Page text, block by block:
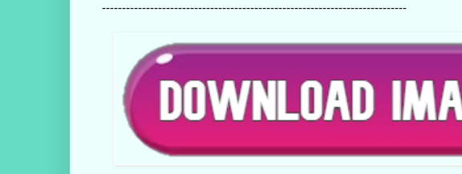
----------------------------------------------------------------------------